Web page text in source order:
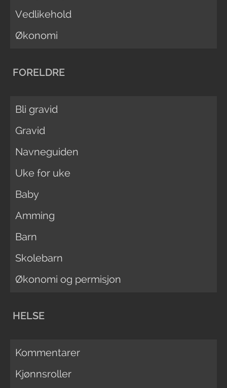
Vedlikehold
Økonomi
FORELDRE
Bli gravid
Gravid
Navneguiden
Uke for uke
Baby
Amming
Barn
Skolebarn
Økonomi og permisjon
HELSE
Kommentarer
Kjønnsroller